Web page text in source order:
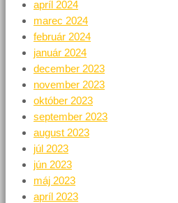
apríl 2024
marec 2024
február 2024
január 2024
december 2023
november 2023
október 2023
september 2023
august 2023
júl 2023
jún 2023
máj 2023
apríl 2023